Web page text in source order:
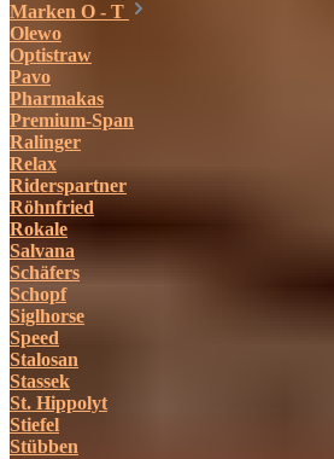
Marken O - T
Olewo
Optistraw
Pavo
Pharmakas
Premium-Span
Ralinger
Relax
Riderspartner
Röhnfried
Rokale
Salvana
Schäfers
Schopf
Siglhorse
Speed
Stalosan
Stassek
St. Hippolyt
Stiefel
Stübben